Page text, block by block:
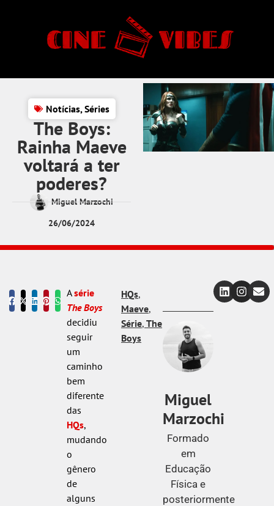
Notícias,Séries
The Boys:
Rainha Maeve
voltará a ter
poderes?
Miguel Marzochi
26/06/2024
Asérie
The Boys
decidiu
seguir
um
caminho
bem
diferente
das
HQs,
mudando
o
gênero
de
alguns
HQs,
Maeve,
Série,The
Boys
Miguel
Marzochi
Formado
em
Educação
Física e
posteriormente